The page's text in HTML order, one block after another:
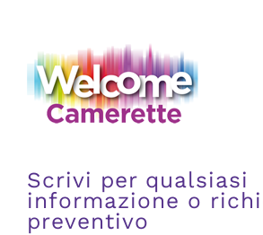
Scrivi per qualsiasi
informazione o
preventivo